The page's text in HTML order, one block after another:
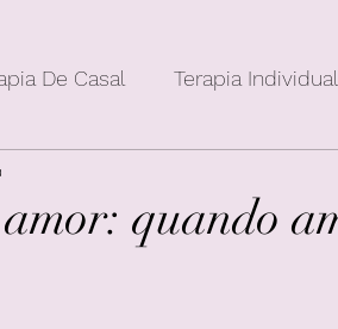
De Casal Terapia Individual
quando